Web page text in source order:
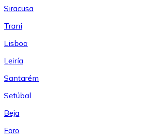
Siracusa
Trani
Lisboa
Leiría
Santarém
Setúbal
Beja
Faro